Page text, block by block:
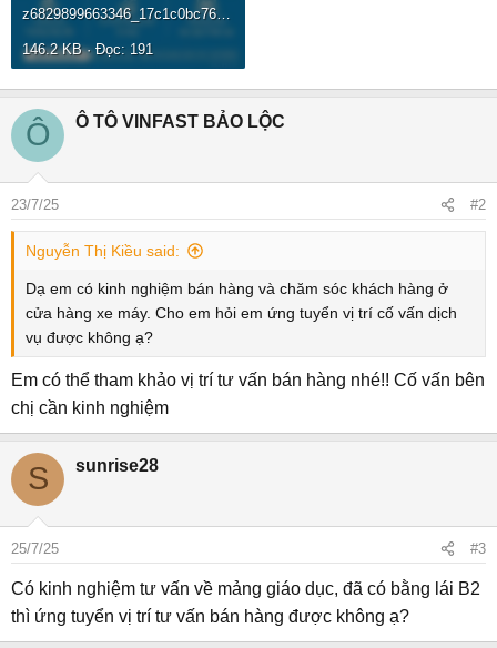
z6829899663346_17c1c0bc76ba37c2a64e0648879928ea.jpg
146.2 KB · Đọc: 191
Ô Ô TÔ VINFAST BẢO LỘC
23/7/25 #2
Nguyễn Thị Kiều said:
Dạ em có kinh nghiệm bán hàng và chăm sóc khách hàng ở
cửa hàng xe máy. Cho em hỏi em ứng tuyển vị trí cố vấn dịch
vụ được không ạ?
Em có thể tham khảo vị trí tư vấn bán hàng nhé!! Cố vấn bên
chị cần kinh nghiệm
S sunrise28
25/7/25 #3
Có kinh nghiệm tư vấn về mảng giáo dục, đã có bằng lái B2
thì ứng tuyển vị trí tư vấn bán hàng được không ạ?